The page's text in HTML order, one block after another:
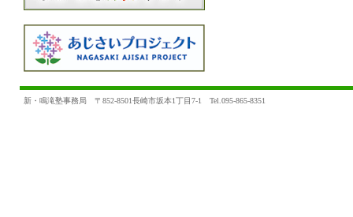
新・鳴滝塾事務局 〒852-8501長崎市坂本1丁目7-1 Tel.095-865-8351